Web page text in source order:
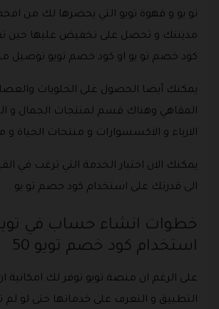
تو يو و قهوة تويو التي يحضرها لك من
مدينتك و تحصل على تخفيض عليها حين
كود خصم تو يو او كود خصم تويو توصيل
يمكنك أيضا الحصول على الحلويات
المقاهي وهناك قسم لمنتجات الجمال و
الازياء و الاكسسوارات و منتجات الحياة و
يمكنك الان اختيار الخدمة التي ترغب في
الى قدرتك على استخدام كود خصم تو يو .
خطوات انشاء حساب في
استخدام كود خصم تويو 50
على الرغم ان منصة تويو توفر لك امكانية
التطبيق و التعرف على خدماتها حتى لو لم